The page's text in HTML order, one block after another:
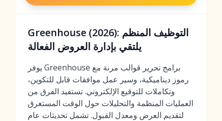
Greenhouse (2026): التوظيف المنظم
يلتقي بإدارة العروض الفعالة
يوفر Greenhouse برامج تحرير قوالب مرنة مع
رموز ديناميكية، وسير عمل موافقات قابل للتكوين،
وتكاملات للتوقيع الإلكتروني. تستفيد الفرق من
العمليات المنظمة والتحليلات حول الوقت المستغرق
لتقديم العرض ومعدل القبول. تشمل تحديثات عام